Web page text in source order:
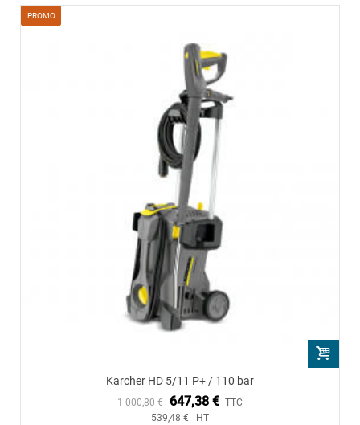
PROMO
Karcher HD 5/11 P+ / 110 bar
1 000,80 € 647,38 € TTC
539,48 € HT